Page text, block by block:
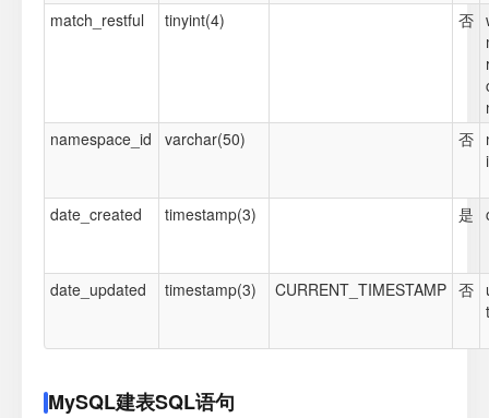
match_restful
tinyint(4) 否
namespace_id
varchar(50) 否
date_created timestamp(3) 是
date_updated timestamp(3) CURRENT_TIMESTAMP 否
MySQL建表SQL语句